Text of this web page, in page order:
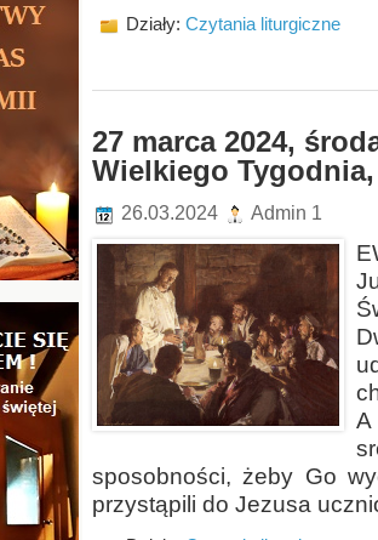
Działy: Czytania liturgiczne
27 marca 2024,
Wielkiego
26.03.2024 Admin 1
sposobności, żeby Go
przystąpili do Jezusa